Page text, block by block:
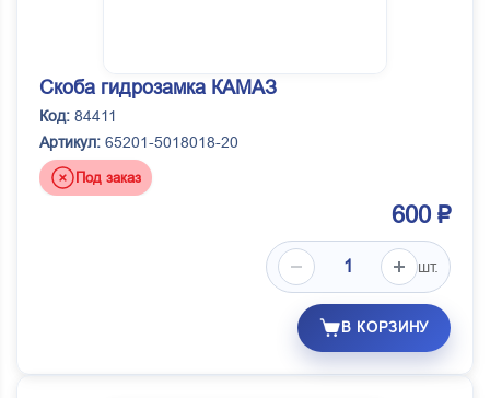
Скоба гидрозамка КАМАЗ
Код: 84411
Артикул: 65201-5018018-20
Под заказ
600 ₽
шт.
В КОРЗИНУ